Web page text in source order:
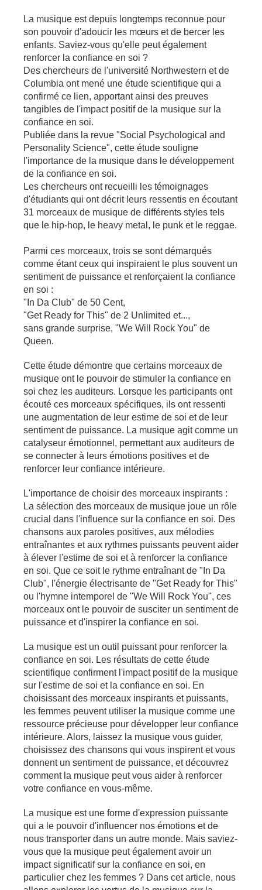
La musique est depuis longtemps reconnue pour
son pouvoir d'adoucir les mœurs et de bercer les
enfants. Saviez-vous qu'elle peut également
renforcer la confiance en soi ?
Des chercheurs de l'université Northwestern et de
Columbia ont mené une étude scientifique qui a
confirmé ce lien, apportant ainsi des preuves
tangibles de l'impact positif de la musique sur la
confiance en soi.
Publiée dans la revue "Social Psychological and
Personality Science", cette étude souligne
l'importance de la musique dans le développement
de la confiance en soi.
Les chercheurs ont recueilli les témoignages
d'étudiants qui ont décrit leurs ressentis en écoutant
31 morceaux de musique de différents styles tels
que le hip-hop, le heavy metal, le punk et le reggae.
Parmi ces morceaux, trois se sont démarqués
comme étant ceux qui inspiraient le plus souvent un
sentiment de puissance et renforçaient la confiance
en soi :
"In Da Club" de 50 Cent,
"Get Ready for This" de 2 Unlimited et...,
sans grande surprise, "We Will Rock You" de
Queen.
Cette étude démontre que certains morceaux de
musique ont le pouvoir de stimuler la confiance en
soi chez les auditeurs. Lorsque les participants ont
écouté ces morceaux spécifiques, ils ont ressenti
une augmentation de leur estime de soi et de leur
sentiment de puissance. La musique agit comme un
catalyseur émotionnel, permettant aux auditeurs de
se connecter à leurs émotions positives et de
renforcer leur confiance intérieure.
L'importance de choisir des morceaux inspirants :
La sélection des morceaux de musique joue un rôle
crucial dans l'influence sur la confiance en soi. Des
chansons aux paroles positives, aux mélodies
entraînantes et aux rythmes puissants peuvent aider
à élever l'estime de soi et à renforcer la confiance
en soi. Que ce soit le rythme entraînant de "In Da
Club", l'énergie électrisante de "Get Ready for This"
ou l'hymne intemporel de "We Will Rock You", ces
morceaux ont le pouvoir de susciter un sentiment de
puissance et d'inspirer la confiance en soi.
La musique est un outil puissant pour renforcer la
confiance en soi. Les résultats de cette étude
scientifique confirment l'impact positif de la musique
sur l'estime de soi et la confiance en soi. En
choisissant des morceaux inspirants et puissants,
les femmes peuvent utiliser la musique comme une
ressource précieuse pour développer leur confiance
intérieure. Alors, laissez la musique vous guider,
choisissez des chansons qui vous inspirent et vous
donnent un sentiment de puissance, et découvrez
comment la musique peut vous aider à renforcer
votre confiance en vous-même.
La musique est une forme d'expression puissante
qui a le pouvoir d'influencer nos émotions et de
nous transporter dans un autre monde. Mais saviez-
vous que la musique peut également avoir un
impact significatif sur la confiance en soi, en
particulier chez les femmes ? Dans cet article, nous